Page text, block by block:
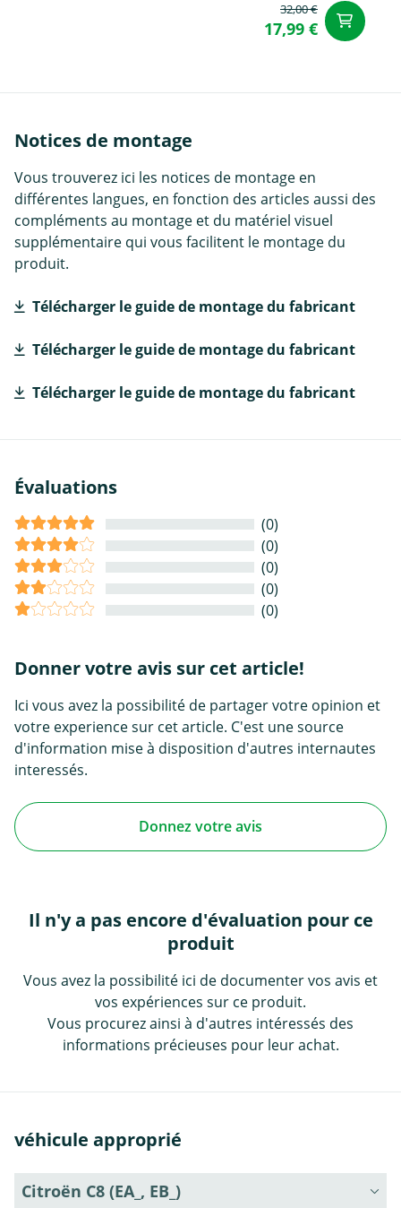
32,00 €
17,99 €
Notices de montage
Vous trouverez ici les notices de montage en
différentes langues, en fonction des articles aussi des
compléments au montage et du matériel visuel
supplémentaire qui vous facilitent le montage du
produit.
Télécharger le guide de montage du fabricant
Télécharger le guide de montage du fabricant
Télécharger le guide de montage du fabricant
Évaluations
(0)
(0)
(0)
(0)
(0)
Donner votre avis sur cet article!
Ici vous avez la possibilité de partager votre opinion et
votre experience sur cet article. C'est une source
d'information mise à disposition d'autres internautes
interessés.
Donnez votre avis
Il n'y a pas encore d'évaluation pour ce
produit
Vous avez la possibilité ici de documenter vos avis et
vos expériences sur ce produit.
Vous procurez ainsi à d'autres intéressés des
informations précieuses pour leur achat.
véhicule approprié
Citroën C8 (EA_, EB_)